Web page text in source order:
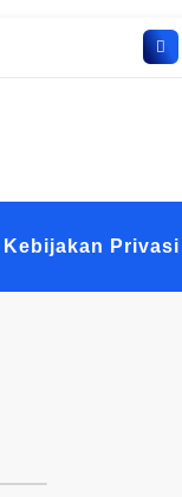
Kebijakan Privasi